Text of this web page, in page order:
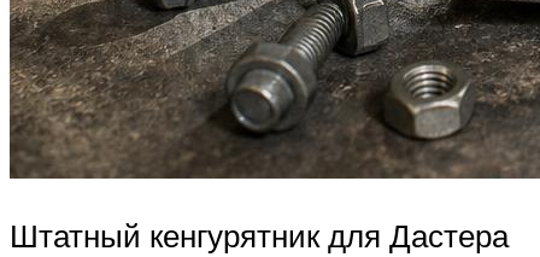
Штатный кенгурятник для Дастера